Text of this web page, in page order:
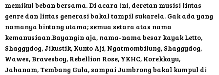
memikul beban bersama. Di acara ini, deretan musisi lintas
genre dan lintas generasi bakal tampil sukarela. Gak ada yang
namanya bintang utama; semua setara atas nama
kemanusiaan.Bayangin aja, nama-nama besar kayak Letto,
Shaggydog, Jikustik, Kunto Aji, Ngatmombilung, Shaggydog,
Wawes, Bravesboy, Rebellion Rose, YKHC, Korekkayu,
Jahanam, Tembang Gula, sampai Jumbrong bakal kumpul di